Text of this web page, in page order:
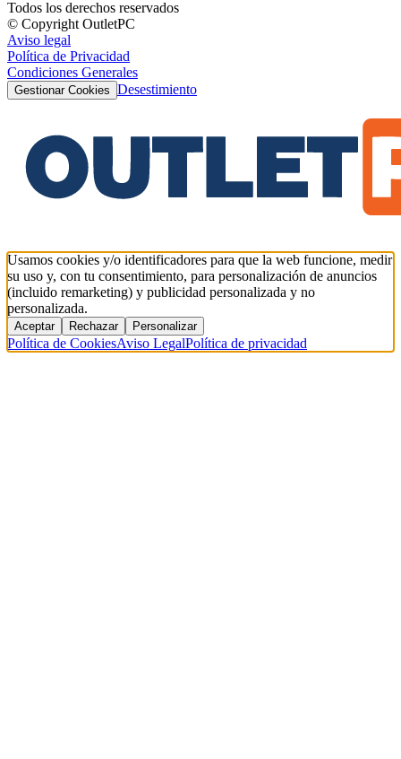
Todos los derechos reservados
© Copyright OutletPC
Aviso legal
Política de Privacidad
Condiciones Generales
Gestionar Cookies Desestimiento
Usamos cookies y/o identificadores para que la web funcione, medir
su uso y, con tu consentimiento, para personalización de anuncios
(incluido remarketing) y publicidad personalizada y no
personalizada.
Aceptar Rechazar Personalizar
Política de CookiesAviso LegalPolítica de privacidad